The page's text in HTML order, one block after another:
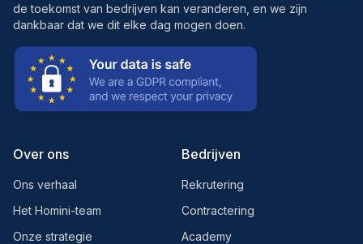
de toekomst van bedrijven kan veranderen, en we zijn
dankbaar dat we dit elke dag mogen doen.
Over ons
Ons verhaal
Het Homini-team
Onze strategie
Bedrijven
Rekrutering
Contractering
Academy